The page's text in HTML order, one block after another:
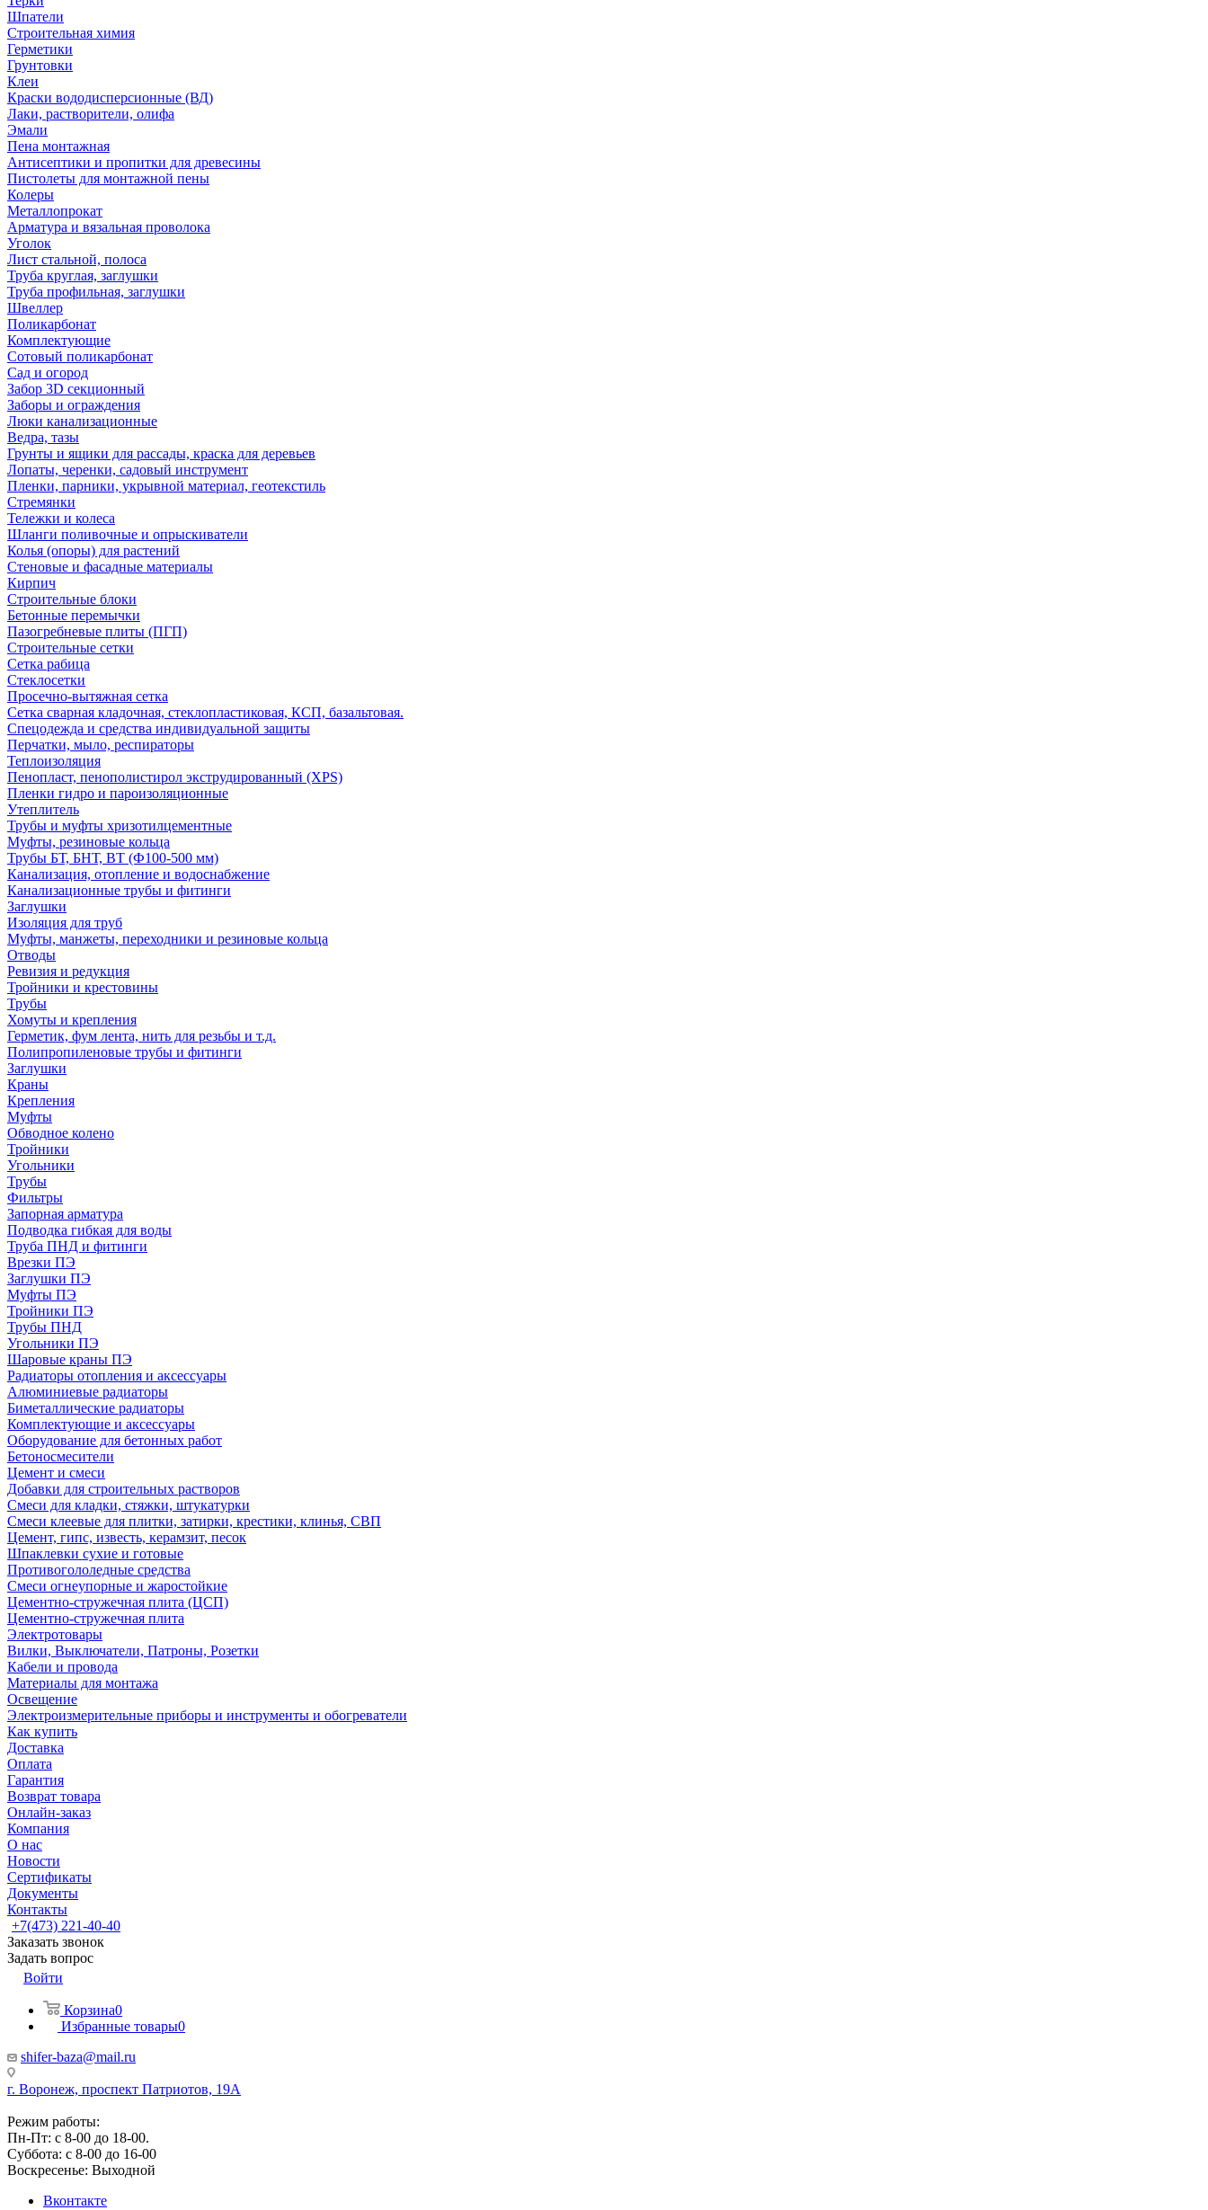
Шпатели
Строительная химия
Герметики
Грунтовки
Клеи
Краски вододисперсионные (ВД)
Лаки, растворители, олифа
Эмали
Пена монтажная
Антисептики и пропитки для древесины
Пистолеты для монтажной пены
Колеры
Металлопрокат
Арматура и вязальная проволока
Уголок
Лист стальной, полоса
Труба круглая, заглушки
Труба профильная, заглушки
Швеллер
Поликарбонат
Комплектующие
Сотовый поликарбонат
Сад и огород
Забор 3D секционный
Заборы и ограждения
Люки канализационные
Ведра, тазы
Грунты и ящики для рассады, краска для деревьев
Лопаты, черенки, садовый инструмент
Пленки, парники, укрывной материал, геотекстиль
Стремянки
Тележки и колеса
Шланги поливочные и опрыскиватели
Колья (опоры) для растений
Стеновые и фасадные материалы
Кирпич
Строительные блоки
Бетонные перемычки
Пазогребневые плиты (ПГП)
Строительные сетки
Сетка рабица
Стеклосетки
Просечно-вытяжная сетка
Сетка сварная кладочная, стеклопластиковая, КСП, базальтовая.
Спецодежда и средства индивидуальной защиты
Перчатки, мыло, респираторы
Теплоизоляция
Пенопласт, пенополистирол экструдированный (XPS)
Пленки гидро и пароизоляционные
Утеплитель
Трубы и муфты хризотилцементные
Муфты, резиновые кольца
Трубы БТ, БНТ, ВТ (Ф100-500 мм)
Канализация, отопление и водоснабжение
Канализационные трубы и фитинги
Заглушки
Изоляция для труб
Муфты, манжеты, переходники и резиновые кольца
Отводы
Ревизия и редукция
Тройники и крестовины
Трубы
Хомуты и крепления
Герметик, фум лента, нить для резьбы и т.д.
Полипропиленовые трубы и фитинги
Заглушки
Краны
Крепления
Муфты
Обводное колено
Тройники
Угольники
Трубы
Фильтры
Запорная арматура
Подводка гибкая для воды
Труба ПНД и фитинги
Врезки ПЭ
Заглушки ПЭ
Муфты ПЭ
Тройники ПЭ
Трубы ПНД
Угольники ПЭ
Шаровые краны ПЭ
Радиаторы отопления и аксессуары
Алюминиевые радиаторы
Биметаллические радиаторы
Комплектующие и аксессуары
Оборудование для бетонных работ
Бетоносмесители
Цемент и смеси
Добавки для строительных растворов
Смеси для кладки, стяжки, штукатурки
Смеси клеевые для плитки, затирки, крестики, клинья, СВП
Цемент, гипс, известь, керамзит, песок
Шпаклевки сухие и готовые
Противогололедные средства
Смеси огнеупорные и жаростойкие
Цементно-стружечная плита (ЦСП)
Цементно-стружечная плита
Электротовары
Вилки, Выключатели, Патроны, Розетки
Кабели и провода
Материалы для монтажа
Освещение
Электроизмерительные приборы и инструменты и обогреватели
Как купить
Доставка
Оплата
Гарантия
Возврат товара
Онлайн-заказ
Компания
О нас
Новости
Сертификаты
Документы
Контакты
+7(473) 221-40-40
Заказать звонок
Задать вопрос
Войти
Корзина0
Избранные товары0
shifer-baza@mail.ru
г. Воронеж, проспект Патриотов, 19А
Режим работы:
Пн-Пт: с 8-00 до 18-00.
Суббота: с 8-00 до 16-00
Воскресенье: Выходной
Вконтакте